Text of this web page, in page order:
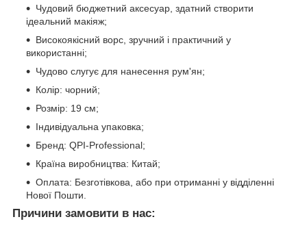
Чудовий бюджетний аксесуар, здатний створити
ідеальний макіяж;
Високоякісний ворс, зручний і практичний у
використанні;
Чудово слугує для нанесення рум'ян;
Колір: чорний;
Розмір: 19 см;
Індивідуальна упаковка;
Бренд: QPI-Professional;
Країна виробництва: Китай;
Оплата: Безготівкова, або при отриманні у відділенні
Нової Пошти.
Причини замовити в нас: